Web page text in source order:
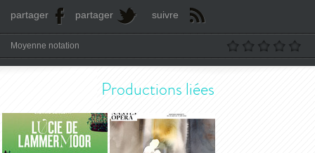
partager partager suivre
Moyenne notation
Productions liées